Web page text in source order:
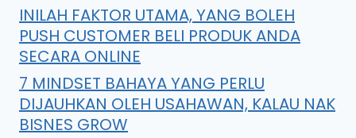
INILAH FAKTOR UTAMA, YANG BOLEH
PUSH CUSTOMER BELI PRODUK ANDA
SECARA ONLINE
7 MINDSET BAHAYA YANG PERLU
DIJAUHKAN OLEH USAHAWAN, KALAU NAK
BISNES GROW